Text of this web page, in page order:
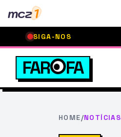
mcz1
SIGA-NOS
FAR FA
HOME/NOTÍCIAS